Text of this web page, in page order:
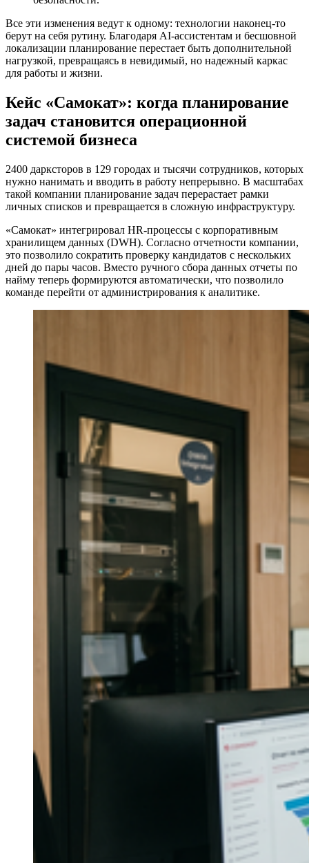
Все эти изменения ведут к одному: технологии наконец-то
берут на себя рутину. Благодаря AI-ассистентам и бесшовной
локализации планирование перестает быть дополнительной
нагрузкой, превращаясь в невидимый, но надежный каркас
для работы и жизни.
Кейс «Самокат»: когда планирование
задач становится операционной
системой бизнеса
2400 дарксторов в 129 городах и тысячи сотрудников, которых
нужно нанимать и вводить в работу непрерывно. В масштабах
такой компании планирование задач перерастает рамки
личных списков и превращается в сложную инфраструктуру.
«Самокат» интегрировал HR-процессы с корпоративным
хранилищем данных (DWH). Согласно отчетности компании,
это позволило сократить проверку кандидатов с нескольких
дней до пары часов. Вместо ручного сбора данных отчеты по
найму теперь формируются автоматически, что позволило
команде перейти от администрирования к аналитике.